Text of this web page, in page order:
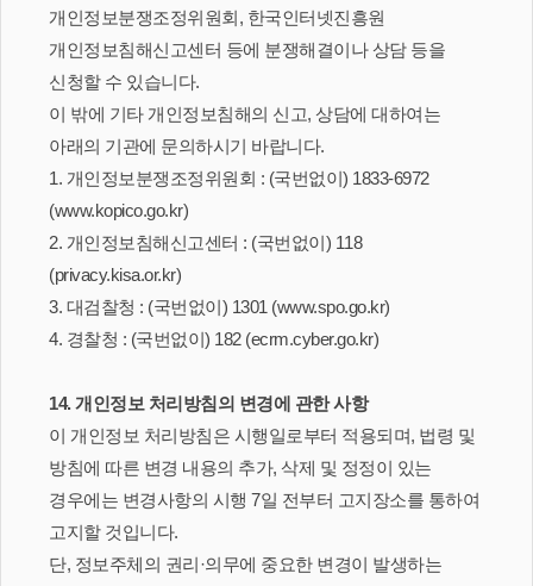
개인정보분쟁조정위원회, 한국인터넷진흥원
개인정보침해신고센터 등에 분쟁해결이나 상담 등을
신청할 수 있습니다.
이 밖에 기타 개인정보침해의 신고, 상담에 대하여는
아래의 기관에 문의하시기 바랍니다.
1. 개인정보분쟁조정위원회 : (국번없이) 1833-6972
(www.kopico.go.kr)
2. 개인정보침해신고센터 : (국번없이) 118
(privacy.kisa.or.kr)
3. 대검찰청 : (국번없이) 1301 (www.spo.go.kr)
4. 경찰청 : (국번없이) 182 (ecrm.cyber.go.kr)
14. 개인정보 처리방침의 변경에 관한 사항
이 개인정보 처리방침은 시행일로부터 적용되며, 법령 및
방침에 따른 변경 내용의 추가, 삭제 및 정정이 있는
경우에는 변경사항의 시행 7일 전부터 고지장소를 통하여
고지할 것입니다.
단, 정보주체의 권리·의무에 중요한 변경이 발생하는